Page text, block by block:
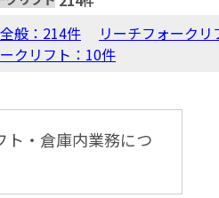
般：214件 リーチフォーク
クリフト：10件
ト・倉庫内業務につ